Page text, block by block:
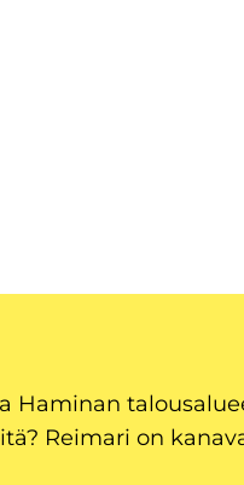
Haminan
Reimari on